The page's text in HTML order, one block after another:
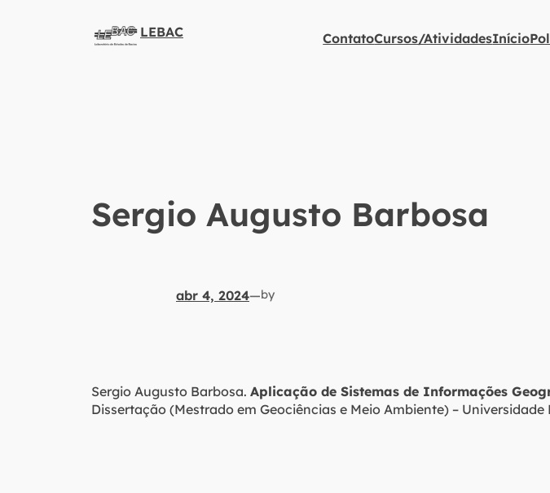
LEBAC ContatoCursos/AtividadesInício
Sergio Augusto Barbosa
abr 4, 2024—by
Sergio Augusto Barbosa. Aplicação de Sistemas de Informações
Dissertação (Mestrado em Geociências e Meio Ambiente) –